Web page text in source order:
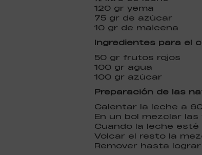
120 gr yema
75 gr de azúcar
10 gr de maicena
Ingredientes para el
50 gr frutos rojos
100 gr agua
100 gr azúcar
Preparación de las
Calentar la leche a
En un bol mezclar
Cuando la leche
Volcar el resto la
Remover hasta